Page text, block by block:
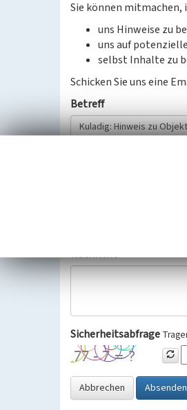
Sie können mitmachen,
uns Hinweise zu
uns auf
selbst Inhalte zu
Schicken Sie uns eine
Betreff
Wir bitten Sie um freiwillige
Selbstverständlich werden
Nachricht
Sicherheitsabfrage
Abbrechen Absenden